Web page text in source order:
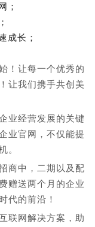
；
成长；
！让每一个优秀的
让我们携手共创美
业经营发展的关键
业官网，不仅能提
。
商中，二期以及配
赠送两个月的企业
代的前沿！
联网解决方案，助